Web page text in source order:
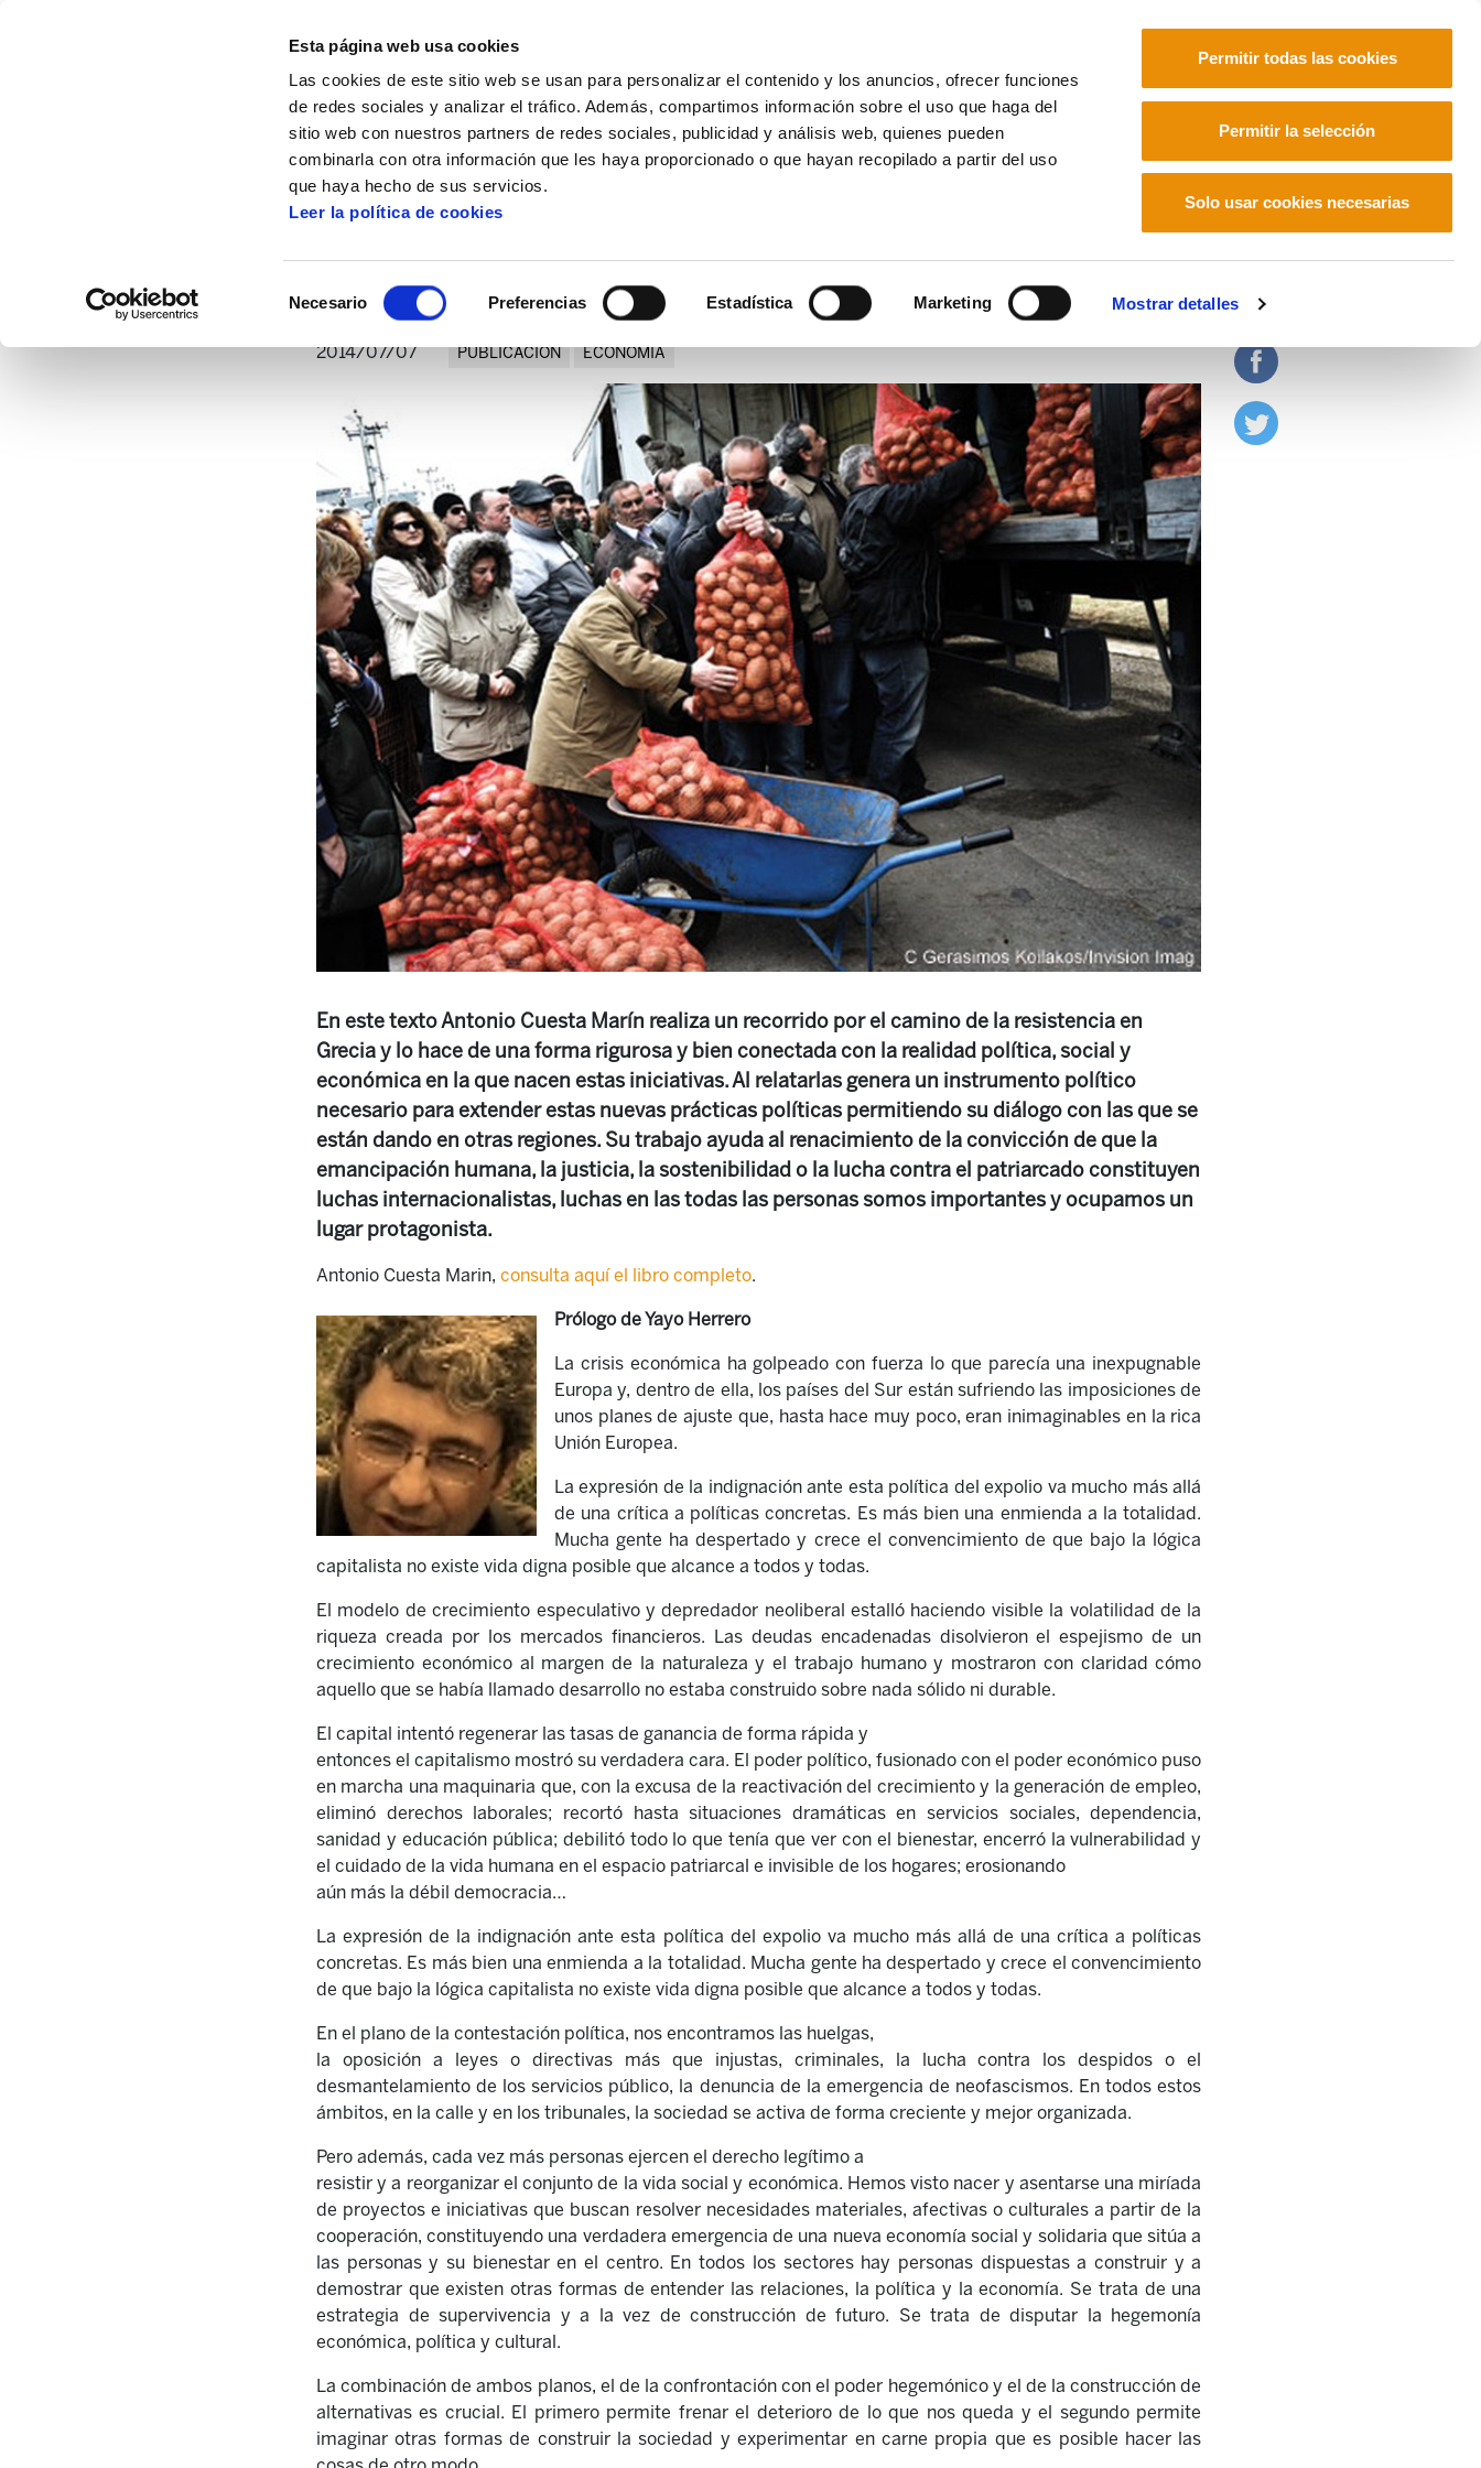
Esta página web usa cookies
Las cookies de este sitio web se usan para personalizar el contenido y los anuncios, ofrecer funciones
de redes sociales y analizar el tráfico. Además, compartimos información sobre el uso que haga del
sitio web con nuestros partners de redes sociales, publicidad y análisis web, quienes pueden
combinarla con otra información que les haya proporcionado o que hayan recopilado a partir del uso
que haya hecho de sus servicios.
Leer la política de cookies
Necesario Preferencias Estadística Marketing Mostrar detalles
Permitir todas las cookies
Permitir la selección
Solo usar cookies necesarias
Solidaridad y autogestión en Grecia
2014/07/07 PUBLICACION ECONOMIA
En este texto Antonio Cuesta Marín realiza un recorrido por el camino de la resistencia en
Grecia y lo hace de una forma rigurosa y bien conectada con la realidad política, social y
económica en la que nacen estas iniciativas. Al relatarlas genera un instrumento político
necesario para extender estas nuevas prácticas políticas permitiendo su diálogo con las que se
están dando en otras regiones. Su trabajo ayuda al renacimiento de la convicción de que la
emancipación humana, la justicia, la sostenibilidad o la lucha contra el patriarcado constituyen
luchas internacionalistas, luchas en las todas las personas somos importantes y ocupamos un
lugar protagonista.
Antonio Cuesta Marin, consulta aquí el libro completo.
Prólogo de Yayo Herrero
La crisis económica ha golpeado con fuerza lo que parecía una inexpugnable
Europa y, dentro de ella, los países del Sur están sufriendo las imposiciones de
unos planes de ajuste que, hasta hace muy poco, eran inimaginables en la rica
Unión Europea.
La expresión de la indignación ante esta política del expolio va mucho más allá
de una crítica a políticas concretas. Es más bien una enmienda a la totalidad.
Mucha gente ha despertado y crece el convencimiento de que bajo la lógica
capitalista no existe vida digna posible que alcance a todos y todas.
El modelo de crecimiento especulativo y depredador neoliberal estalló haciendo visible la volatilidad de la
riqueza creada por los mercados financieros. Las deudas encadenadas disolvieron el espejismo de un
crecimiento económico al margen de la naturaleza y el trabajo humano y mostraron con claridad cómo
aquello que se había llamado desarrollo no estaba construido sobre nada sólido ni durable.
El capital intentó regenerar las tasas de ganancia de forma rápida y
entonces el capitalismo mostró su verdadera cara. El poder político, fusionado con el poder económico puso
en marcha una maquinaria que, con la excusa de la reactivación del crecimiento y la generación de empleo,
eliminó derechos laborales; recortó hasta situaciones dramáticas en servicios sociales, dependencia,
sanidad y educación pública; debilitó todo lo que tenía que ver con el bienestar, encerró la vulnerabilidad y
el cuidado de la vida humana en el espacio patriarcal e invisible de los hogares; erosionando
aún más la débil democracia…
La expresión de la indignación ante esta política del expolio va mucho más allá de una crítica a políticas
concretas. Es más bien una enmienda a la totalidad. Mucha gente ha despertado y crece el convencimiento
de que bajo la lógica capitalista no existe vida digna posible que alcance a todos y todas.
En el plano de la contestación política, nos encontramos las huelgas,
la oposición a leyes o directivas más que injustas, criminales, la lucha contra los despidos o el
desmantelamiento de los servicios público, la denuncia de la emergencia de neofascismos. En todos estos
ámbitos, en la calle y en los tribunales, la sociedad se activa de forma creciente y mejor organizada.
Pero además, cada vez más personas ejercen el derecho legítimo a
resistir y a reorganizar el conjunto de la vida social y económica. Hemos visto nacer y asentarse una miríada
de proyectos e iniciativas que buscan resolver necesidades materiales, afectivas o culturales a partir de la
cooperación, constituyendo una verdadera emergencia de una nueva economía social y solidaria que sitúa a
las personas y su bienestar en el centro. En todos los sectores hay personas dispuestas a construir y a
demostrar que existen otras formas de entender las relaciones, la política y la economía. Se trata de una
estrategia de supervivencia y a la vez de construcción de futuro. Se trata de disputar la hegemonía
económica, política y cultural.
La combinación de ambos planos, el de la confrontación con el poder hegemónico y el de la construcción de
alternativas es crucial. El primero permite frenar el deterioro de lo que nos queda y el segundo permite
imaginar otras formas de construir la sociedad y experimentar en carne propia que es posible hacer las